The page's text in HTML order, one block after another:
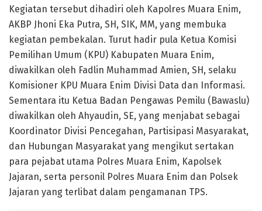
Kegiatan tersebut dihadiri oleh Kapolres Muara Enim,
AKBP Jhoni Eka Putra, SH, SIK, MM, yang membuka
kegiatan pembekalan. Turut hadir pula Ketua Komisi
Pemilihan Umum (KPU) Kabupaten Muara Enim,
diwakilkan oleh Fadlin Muhammad Amien, SH, selaku
Komisioner KPU Muara Enim Divisi Data dan Informasi.
Sementara itu Ketua Badan Pengawas Pemilu (Bawaslu)
diwakilkan oleh Ahyaudin, SE, yang menjabat sebagai
Koordinator Divisi Pencegahan, Partisipasi Masyarakat,
dan Hubungan Masyarakat yang mengikut sertakan
para pejabat utama Polres Muara Enim, Kapolsek
Jajaran, serta personil Polres Muara Enim dan Polsek
Jajaran yang terlibat dalam pengamanan TPS.